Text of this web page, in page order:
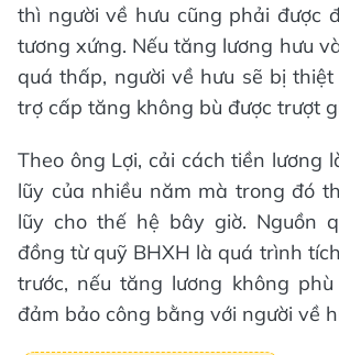
thì người về hưu cũng phải được
tương xứng. Nếu tăng lương hưu
quá thấp, người về hưu sẽ bị
trợ cấp tăng không bù được trượt
Theo ông Lợi, cải cách tiền lương
lũy của nhiều năm mà trong đó
lũy cho thế hệ bây giờ. Nguồn
đồng từ quỹ BHXH là quá trình
trước, nếu tăng lương không
đảm bảo công bằng với người về